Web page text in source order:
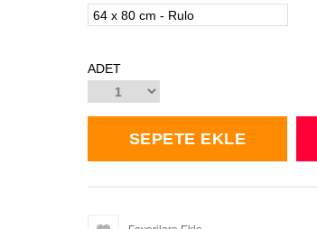
64 x 80 cm - Rulo
ADET